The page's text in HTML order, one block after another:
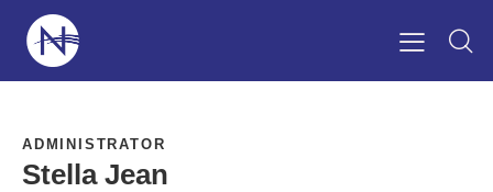
ADMINISTRATOR
Stella Jean